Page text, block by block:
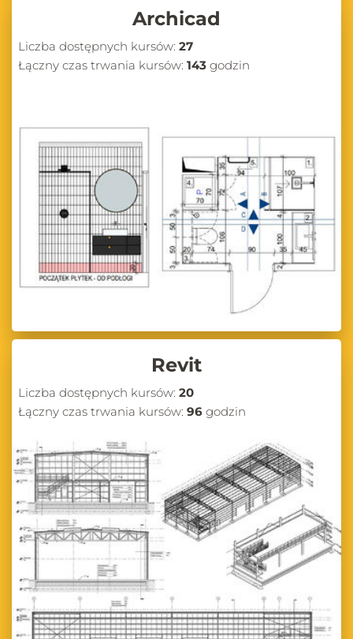
Archicad
Liczba dostępnych kursów: 27
Łączny czas trwania kursów: 143 godzin
Revit
Liczba dostępnych kursów: 20
Łączny czas trwania kursów: 96 godzin